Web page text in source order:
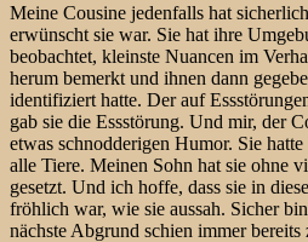
Meine Cousine jedenfalls hat
erwünscht sie war. Sie hat ihre
beobachtet, kleinste Nuancen im
herum bemerkt und ihnen dann
identifiziert hatte. Der auf
gab sie die Essstörung. Und mir, der
etwas schnodderigen Humor. Sie
alle Tiere. Meinen Sohn hat sie ohne
gesetzt. Und ich hoffe, dass sie in
fröhlich war, wie sie aussah. Sicher
nächste Abgrund schien immer bereits